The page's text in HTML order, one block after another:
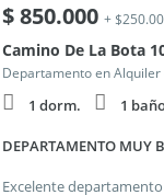
$850.000 +
Camino De La Bota
Departamento en
1 dorm. 1
DEPARTAMENTO MUY